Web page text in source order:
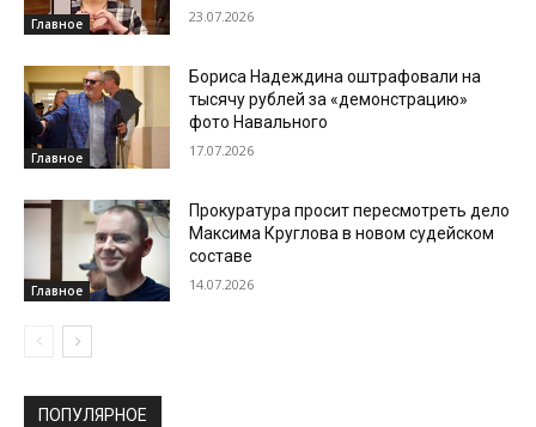
Главное 23.07.2026
Главное
Бориса Надеждина оштрафовали на
тысячу рублей за «демонстрацию»
фото Навального
17.07.2026
Главное
Прокуратура просит пересмотреть дело
Максима Круглова в новом судейском
составе
14.07.2026
ПОПУЛЯРНОЕ